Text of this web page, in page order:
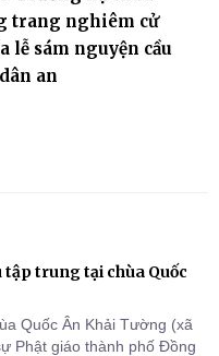
trang nghiêm cử
lễ sám nguyện cầu
an
trung tại chùa Quốc
Quốc Ân Khải Tường (xã
Phật giáo thành phố Đồng